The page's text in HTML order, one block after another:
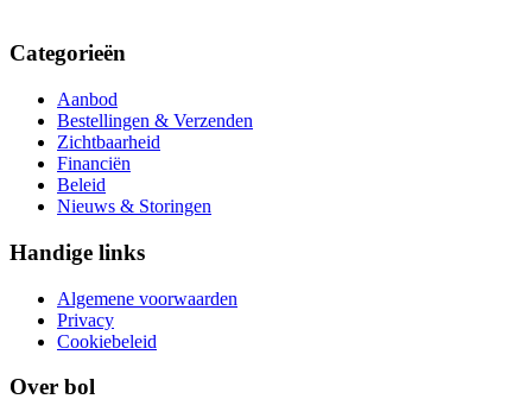
Categorieën
Aanbod
Bestellingen & Verzenden
Zichtbaarheid
Financiën
Beleid
Nieuws & Storingen
Handige links
Algemene voorwaarden
Privacy
Cookiebeleid
Over bol